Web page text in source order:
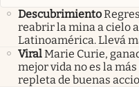
Descubrimiento
reabrir la mina a cielo
Latinoamérica. Llevá
ViralMarie Curie,
mejor vida no es la
repleta de buenas